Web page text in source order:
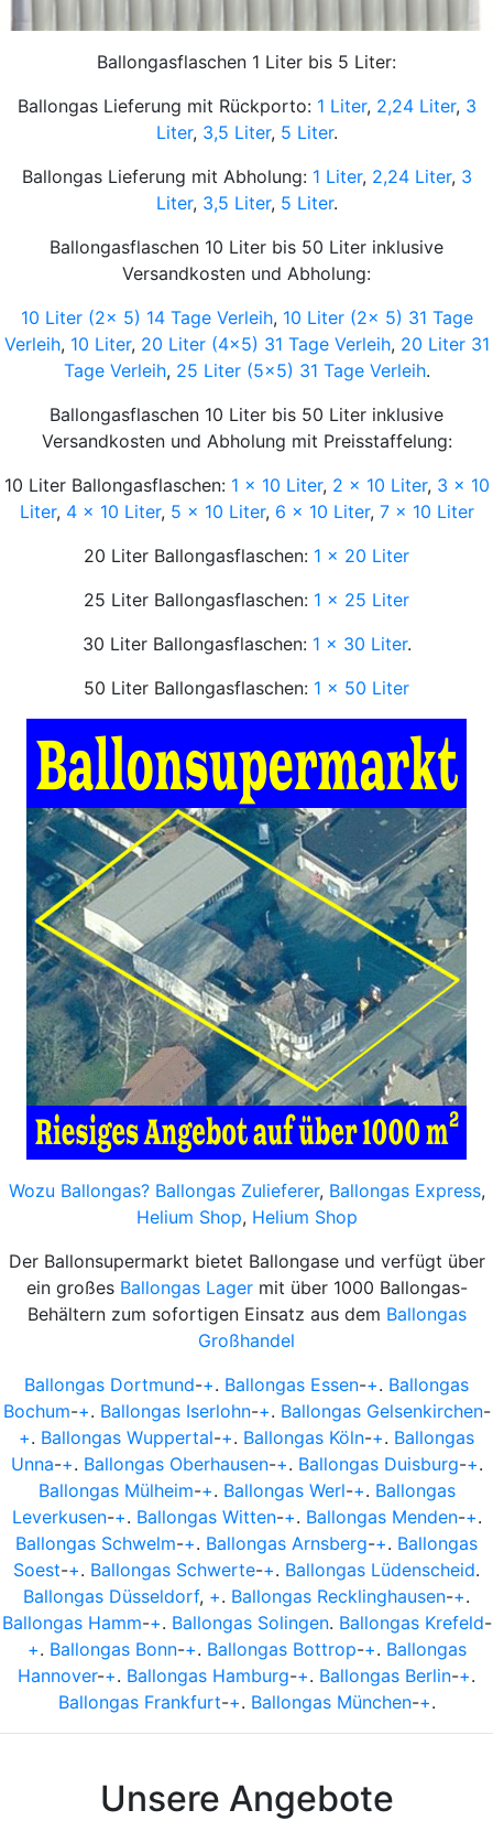
Ballongasflaschen 1 Liter bis 5 Liter:
Ballongas Lieferung mit Rückporto: 1 Liter, 2,24 Liter, 3
Liter, 3,5 Liter, 5 Liter.
Ballongas Lieferung mit Abholung: 1 Liter, 2,24 Liter, 3
Liter, 3,5 Liter, 5 Liter.
Ballongasflaschen 10 Liter bis 50 Liter inklusive
Versandkosten und Abholung:
10 Liter (2x 5) 14 Tage Verleih, 10 Liter (2x 5) 31 Tage
Verleih, 10 Liter, 20 Liter (4x5) 31 Tage Verleih, 20 Liter 31
Tage Verleih, 25 Liter (5x5) 31 Tage Verleih.
Ballongasflaschen 10 Liter bis 50 Liter inklusive
Versandkosten und Abholung mit Preisstaffelung:
10 Liter Ballongasflaschen: 1 x 10 Liter, 2 x 10 Liter, 3 x 10
Liter, 4 x 10 Liter, 5 x 10 Liter, 6 x 10 Liter, 7 x 10 Liter
20 Liter Ballongasflaschen: 1 x 20 Liter
25 Liter Ballongasflaschen: 1 x 25 Liter
30 Liter Ballongasflaschen: 1 x 30 Liter.
50 Liter Ballongasflaschen: 1 x 50 Liter
Wozu Ballongas? Ballongas Zulieferer, Ballongas Express,
Helium Shop, Helium Shop
Der Ballonsupermarkt bietet Ballongase und verfügt über
ein großes Ballongas Lagermit über 1000 Ballongas-
Behältern zum sofortigen Einsatz aus dem Ballongas
Großhandel
Ballongas Dortmund-+. Ballongas Essen-+. Ballongas
Bochum-+. Ballongas Iserlohn-+. Ballongas Gelsenkirchen-
+. Ballongas Wuppertal-+. Ballongas Köln-+. Ballongas
Unna-+. Ballongas Oberhausen-+. Ballongas Duisburg-+.
Ballongas Mülheim-+. Ballongas Werl-+. Ballongas
Leverkusen-+. Ballongas Witten-+. Ballongas Menden-+.
Ballongas Schwelm-+. Ballongas Arnsberg-+. Ballongas
Soest-+. Ballongas Schwerte-+. Ballongas Lüdenscheid.
Ballongas Düsseldorf, +. Ballongas Recklinghausen-+.
Ballongas Hamm-+. Ballongas Solingen. Ballongas Krefeld-
+. Ballongas Bonn-+. Ballongas Bottrop-+. Ballongas
Hannover-+. Ballongas Hamburg-+. Ballongas Berlin-+.
Ballongas Frankfurt-+. Ballongas München-+.
Unsere Angebote